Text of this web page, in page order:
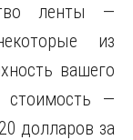
ленты —
из
вашего
—
долларов за